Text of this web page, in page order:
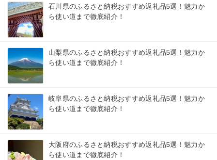
石川県のふるさと納税おすすめ返礼品5選！魅力か
ら使い道まで徹底紹介！
山梨県のふるさと納税おすすめ返礼品5選！魅力か
ら使い道まで徹底紹介！
岐阜県のふるさと納税おすすめ返礼品5選！魅力か
ら使い道まで徹底紹介！
大阪府のふるさと納税おすすめ返礼品5選！魅力か
ら使い道まで徹底紹介！